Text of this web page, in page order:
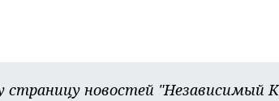
новостей "Независимый